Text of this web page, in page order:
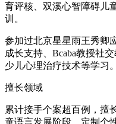
育评核、双溪心智障碍儿
训。
参加过北京星星雨王秀卿
成长支持、Bcaba教授社
少儿心理治疗技术等学习。
擅长领域
累计接手个案超百例，擅
童语言发展阶段，定制个